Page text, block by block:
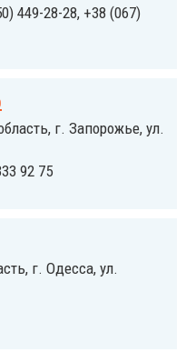
449-28-28, +38 (067)
г. Запорожье, ул.
92 75
г. Одесса, ул.